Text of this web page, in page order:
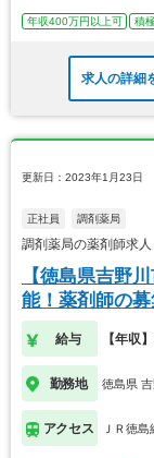
年収400万円以上可 積
求人の詳細
更新日：2023年1月23日
正社員 調剤薬局
調剤薬局の薬剤師求
【徳島県吉野
能！薬剤師の募
給与 【年収
勤務地 徳島県
アクセス ＪＲ徳